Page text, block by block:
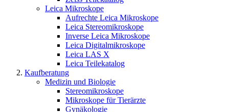
Leica Mikroskope
Aufrechte Leica Mikroskope
Leica Stereomikroskope
Inverse Leica Mikroskope
Leica Digitalmikroskope
Leica LAS X
Leica Teilekatalog
Kaufberatung
Medizin und Biologie
Stereomikroskope
Mikroskope für Tierärzte
Gynäkologie